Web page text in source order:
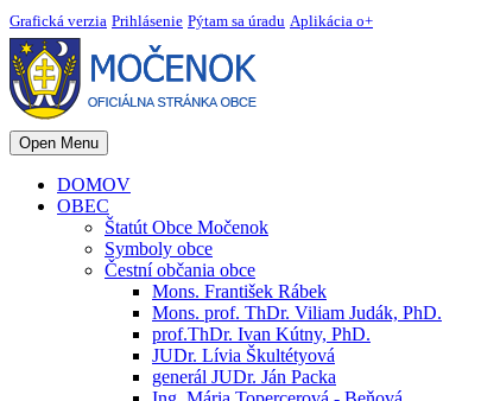
Grafická verzia Prihlásenie Pýtam sa úradu Aplikácia o+
Open Menu
DOMOV
OBEC
Štatút Obce Močenok
Symboly obce
Čestní občania obce
Mons. František Rábek
Mons. prof. ThDr. Viliam Judák, PhD.
prof.ThDr. Ivan Kútny, PhD.
JUDr. Lívia Škultétyová
generál JUDr. Ján Packa